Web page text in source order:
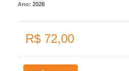
Ano: 2026
R$ 72,00